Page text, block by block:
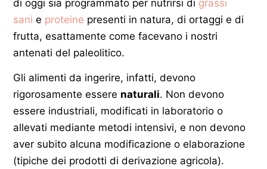
di oggi sia programmato per nutrirsi di grassi
sani e proteine presenti in natura, di ortaggi e di
frutta, esattamente come facevano i nostri
antenati del paleolitico.
Gli alimenti da ingerire, infatti, devono
rigorosamente essere naturali. Non devono
essere industriali, modificati in laboratorio o
allevati mediante metodi intensivi, e non devono
aver subito alcuna modificazione o elaborazione
(tipiche dei prodotti di derivazione agricola).